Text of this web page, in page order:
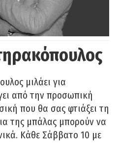
μιλάει για
από την προσωπική
που θα σας φτιάξει τη
της μπάλας μπορούν να
Κάθε Σάββατο 10 με